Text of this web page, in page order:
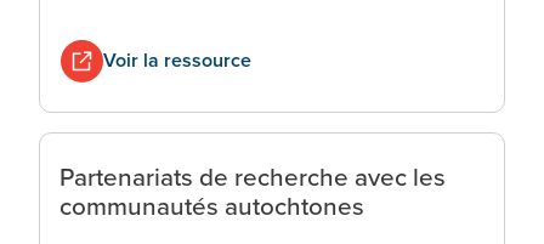
Voir la ressource
Partenariats de recherche avec les
communautés autochtones